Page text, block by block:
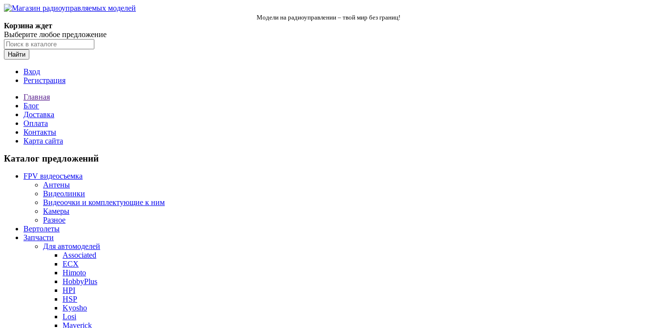
Модели на радиоуправлении – твой мир без границ!
Корзина ждет
Выберите любое предложение
Найти
Вход
Регистрация
Главная
Блог
Доставка
Оплата
Контакты
Карта сайта
Каталог предложений
FPV видеосъемка
Антены
Видеолинки
Видеоочки и комплектующие к ним
Камеры
Разное
Вертолеты
Запчасти
Для автомоделей
Associated
ECX
Himoto
HobbyPlus
HPI
HSP
Kyosho
Losi
Maverick